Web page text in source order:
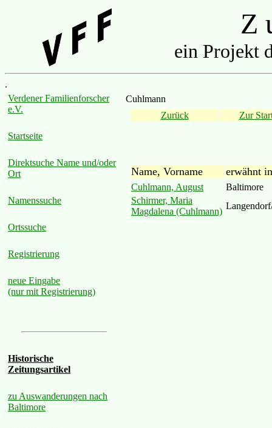
Z
ein Projekt
.
Verdener Familienforscher
e.V.
Startseite
Direktsuche Name und/oder
Ort
Namenssuche
Ortssuche
Registrierung
neue Eingabe
(nur mit Registrierung)
Historische
Zeitungsartikel
zu Auswanderungen nach
Baltimore
Cuhlmann
Zurück
Zur
Name, Vorname erwähnt in
Cuhlmann, August
Baltimore
Schirmer, Maria
Magdalena (Cuhlmann)